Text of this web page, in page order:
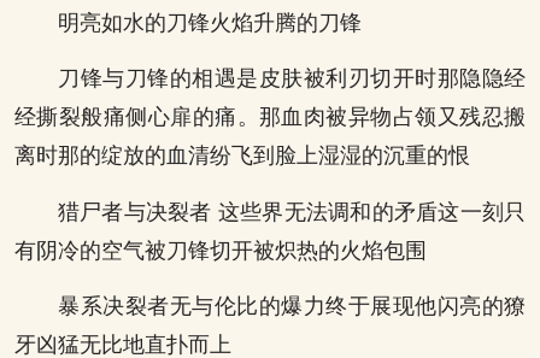
明亮如水的刀锋火焰升腾的刀锋
刀锋与刀锋的相遇是皮肤被利刃切开时那隐隐经
经撕裂般痛侧心扉的痛。那血肉被异物占领又残忍搬
离时那的绽放的血清纷飞到脸上湿湿的沉重的恨
猎尸者与决裂者 这些界无法调和的矛盾这一刻只
有阴冷的空气被刀锋切开被炽热的火焰包围
暴系决裂者无与伦比的爆力终于展现他闪亮的獠
牙凶猛无比地直扑而上